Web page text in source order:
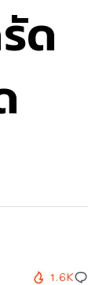
ด
1.6K